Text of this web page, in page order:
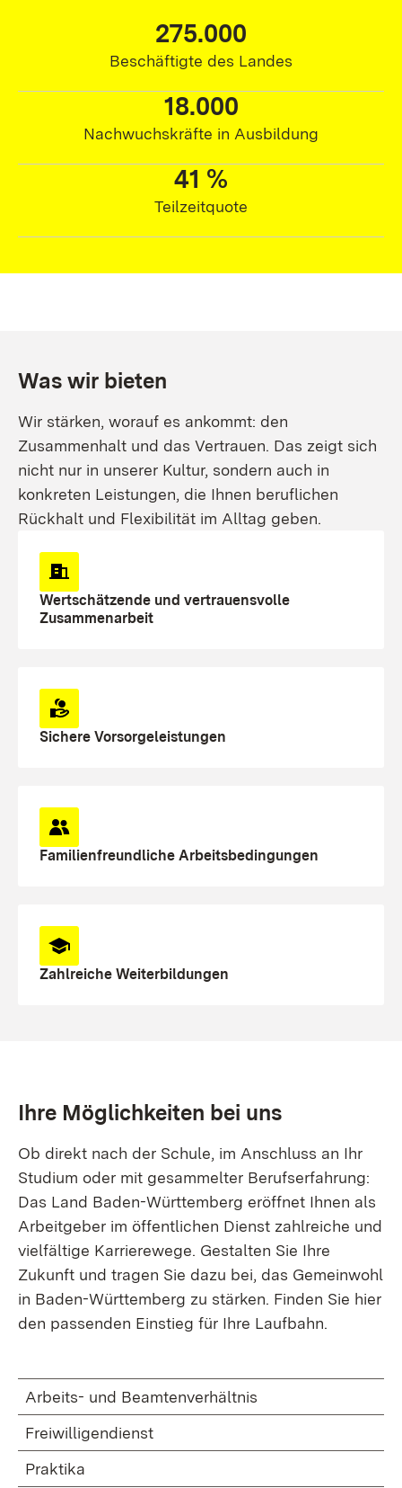
275.000
275.000,00
Beschäftigte des Landes
18.000
18.000,00
Nachwuchskräfte in Ausbildung
41 %
41 %
Teilzeitquote
Was wir bieten
Wir stärken, worauf es ankommt: den
Zusammenhalt und das Vertrauen. Das zeigt sich
nicht nur in unserer Kultur, sondern auch in
konkreten Leistungen, die Ihnen beruflichen
Rückhalt und Flexibilität im Alltag geben.
Wertschätzende und vertrauensvolle
Zusammenarbeit
Sichere Vorsorgeleistungen
Familienfreundliche Arbeitsbedingungen
Zahlreiche Weiterbildungen
Ihre Möglichkeiten bei uns
Ob direkt nach der Schule, im Anschluss an Ihr
Studium oder mit gesammelter Berufserfahrung:
Das Land Baden-Württemberg eröffnet Ihnen als
Arbeitgeber im öffentlichen Dienst zahlreiche und
vielfältige Karrierewege. Gestalten Sie Ihre
Zukunft und tragen Sie dazu bei, das Gemeinwohl
in Baden-Württemberg zu stärken. Finden Sie hier
den passenden Einstieg für Ihre Laufbahn.
Arbeits- und Beamtenverhältnis
Freiwilligendienst
Praktika